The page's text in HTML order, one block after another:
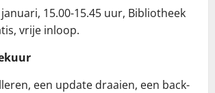
15.00-15.45 uur, Bibliotheek
vrije inloop.
een update draaien, een back-